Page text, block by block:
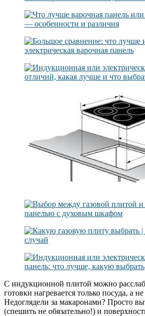
С индукционной плитой можно
готовки нагревается только посуда, а
Недоглядели за макаронами? Просто
(спешить не обязательно!) и